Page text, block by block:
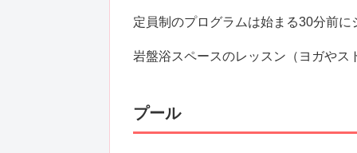
定員制のプログラムは始まる30分前
岩盤浴スペースのレッスン（ヨガやス
プール